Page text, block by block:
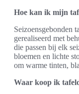
Hoe kan ik mijn
Seizoensgebonden
gerealiseerd met
die passen bij elk
bloemen en lichte
om warme tinten,
Waar koop ik